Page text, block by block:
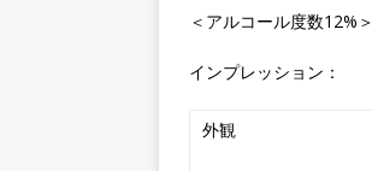
＜アルコール度数12%＞
インプレッション：
外観